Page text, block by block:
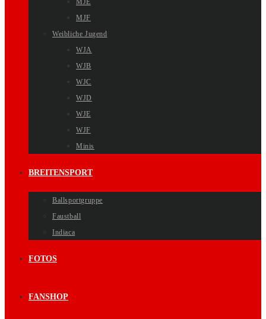
MJE
MJF
Weibliche Jugend
WJA
WJB
WJC
WJD
WJE
WJF
Minis
BREITENSPORT
Ballsportgruppe
Faustball
Indiaca
FOTOS
FANSHOP